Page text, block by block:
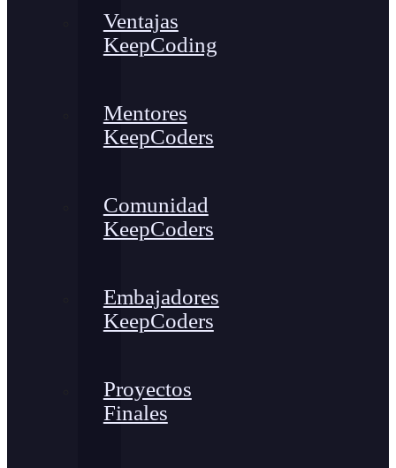
Ventajas
KeepCoding
Mentores
KeepCoders
Comunidad
KeepCoders
Embajadores
KeepCoders
Proyectos
Finales